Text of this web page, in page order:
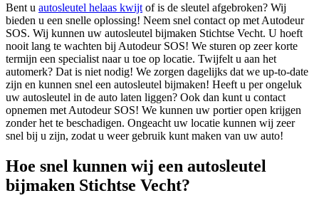
Bent u autosleutel helaas kwijt of is de sleutel afgebroken? Wij
bieden u een snelle oplossing! Neem snel contact op met Autodeur
SOS. Wij kunnen uw autosleutel bijmaken Stichtse Vecht. U hoeft
nooit lang te wachten bij Autodeur SOS! We sturen op zeer korte
termijn een specialist naar u toe op locatie. Twijfelt u aan het
automerk? Dat is niet nodig! We zorgen dagelijks dat we up-to-date
zijn en kunnen snel een autosleutel bijmaken! Heeft u per ongeluk
uw autosleutel in de auto laten liggen? Ook dan kunt u contact
opnemen met Autodeur SOS! We kunnen uw portier open krijgen
zonder het te beschadigen. Ongeacht uw locatie kunnen wij zeer
snel bij u zijn, zodat u weer gebruik kunt maken van uw auto!
Hoe snel kunnen wij een autosleutel
bijmaken Stichtse Vecht?